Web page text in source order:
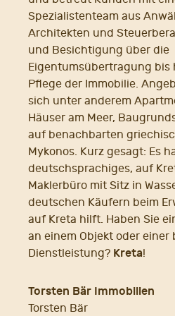
Spezialistenteam aus
Architekten und
und Besichtigung über die
Eigentumsübertragung bis
Pflege der Immobilie.
sich unter anderem
Häuser am Meer,
auf benachbarten
Mykonos. Kurz gesagt: Es
deutschsprachiges, auf
Maklerbüro mit Sitz in
deutschen Käufern beim
auf Kreta hilft. Haben Sie
an einem Objekt oder einer
Dienstleistung? Kreta!
Torsten Bär Immobilien
Torsten Bär